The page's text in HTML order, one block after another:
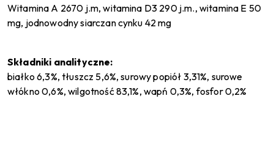
Witamina A 2670 j.m, witamina D3 290 j.m., witamina E 50
mg, jodnowodny siarczan cynku 42 mg
Składniki analityczne:
białko 6,3%, tłuszcz 5,6%, surowy popiół 3,31%, surowe
włókno 0,6%, wilgotność 83,1%, wapń 0,3%, fosfor 0,2%